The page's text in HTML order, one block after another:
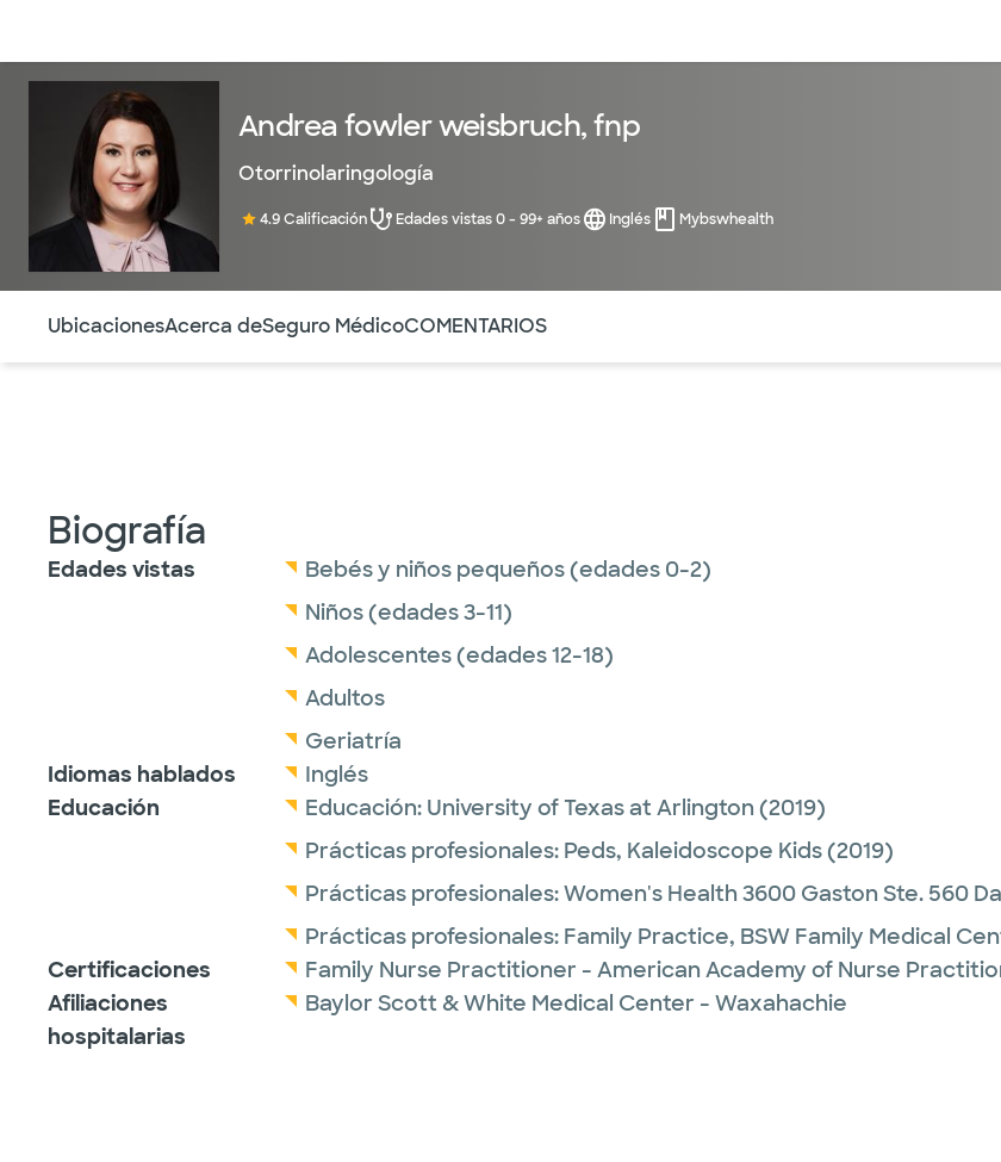
Andrea fowler weisbruch, fnp
Otorrinolaringología
4.9 Calificación Edades vistas 0 - 99+ años Inglés Mybswhealth
UbicacionesAcerca deSeguro MédicoCOMENTARIOS
Biografía
Edades vistas
Bebés y niños pequeños (edades 0-2)
Niños (edades 3-11)
Adolescentes (edades 12-18)
Adultos
Geriatría
Idiomas hablados
Inglés
Educación
Educación: University of Texas at Arlington (2019)
Prácticas profesionales: Peds, Kaleidoscope Kids(2019)
Prácticas profesionales:Women's Health 3600 Gaston Ste. 560
Prácticas profesionales: Family Practice, BSW Family Medical
Certificaciones
Family Nurse Practitioner - American Academy of Nurse
Afiliaciones
hospitalarias
Baylor Scott & White Medical Center - Waxahachie